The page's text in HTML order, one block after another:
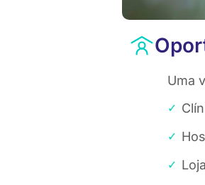
Uma